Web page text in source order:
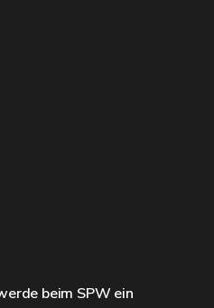
beim SPW ein